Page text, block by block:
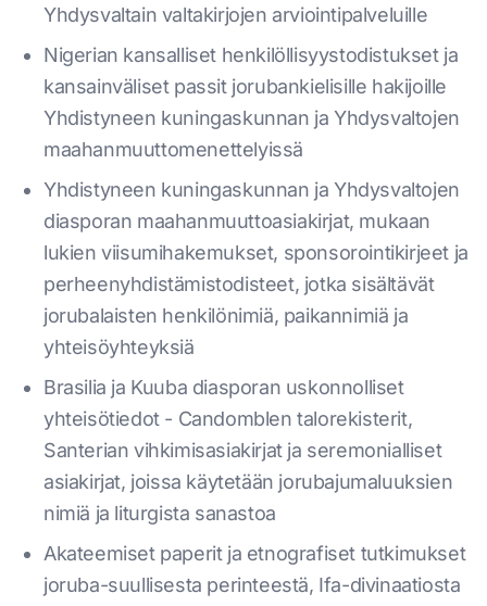
Yhdysvaltain valtakirjojen arviointipalveluille
Nigerian kansalliset henkilöllisyystodistukset ja
kansainväliset passit jorubankielisille hakijoille
Yhdistyneen kuningaskunnan ja Yhdysvaltojen
maahanmuuttomenettelyissä
Yhdistyneen kuningaskunnan ja Yhdysvaltojen
diasporan maahanmuuttoasiakirjat, mukaan
lukien viisumihakemukset, sponsorointikirjeet ja
perheenyhdistämistodisteet, jotka sisältävät
jorubalaisten henkilönimiä, paikannimiä ja
yhteisöyhteyksiä
Brasilia ja Kuuba diasporan uskonnolliset
yhteisötiedot - Candomblen talorekisterit,
Santerian vihkimisasiakirjat ja seremonialliset
asiakirjat, joissa käytetään jorubajumaluuksien
nimiä ja liturgista sanastoa
Akateemiset paperit ja etnografiset tutkimukset
joruba-suullisesta perinteestä, Ifa-divinaatiosta